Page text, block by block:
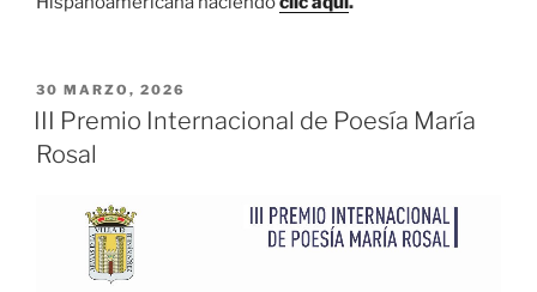
PUBLICADO
EL
30 MARZO, 2026
III Premio Internacional de Poesía María
Rosal